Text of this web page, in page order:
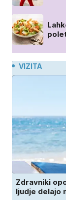
VIZITA
Zdravniki
ljudje delajo